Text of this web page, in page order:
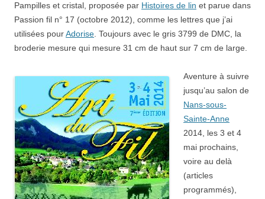
Pampilles et cristal, proposée par Histoires de lin et parue dans
Passion fil n° 17 (octobre 2012), comme les lettres que j’ai
utilisées pourAdorise . Toujours avec le gris 3799 de DMC, la
broderie mesure qui mesure 31 cm de haut sur 7 cm de large.
Aventure à suivre
jusqu’au salon de
Nans-sous-
Sainte-Anne
2014, les 3 et 4
mai prochains,
voire au delà
(articles
programmés),